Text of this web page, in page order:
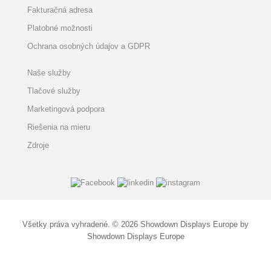
Fakturačná adresa
Platobné možnosti
Ochrana osobných údajov a GDPR
Naše služby
Tlačové služby
Marketingová podpora
Riešenia na mieru
Zdroje
Všetky práva vyhradené. © 2026 Showdown Displays Europe by
Showdown Displays Europe